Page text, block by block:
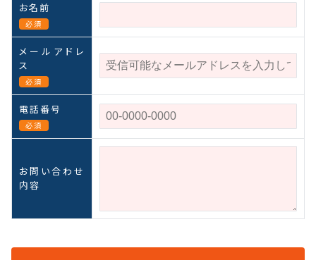
お名前
必須
メールアドレ
ス
必須
電話番号
必須
お問い合わせ
内容